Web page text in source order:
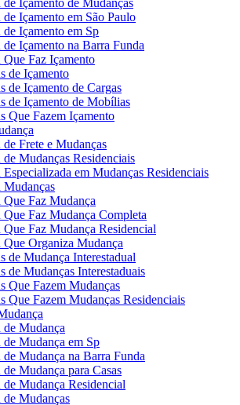
de Içamento de Mudanças
de Içamento em São Paulo
de Içamento em Sp
de Içamento na Barra Funda
Que Faz Içamento
de Içamento
de Içamento de Cargas
de Içamento de Mobílias
Que Fazem Içamento
de Frete e Mudanças
de Mudanças Residenciais
Especializada em Mudanças Residenciais
Mudanças
Que Faz Mudança
Que Faz Mudança Completa
Que Faz Mudança Residencial
Que Organiza Mudança
de Mudança Interestadual
de Mudanças Interestaduais
Que Fazem Mudanças
Que Fazem Mudanças Residenciais
de Mudança
de Mudança em Sp
de Mudança na Barra Funda
de Mudança para Casas
de Mudança Residencial
de Mudanças